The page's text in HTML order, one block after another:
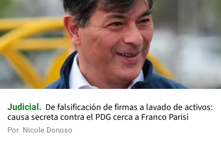
Judicial
De falsificación de firmas a lavado de activos:
causa secreta contra el PDG cerca a Franco Parisi
Por Nicole Donoso